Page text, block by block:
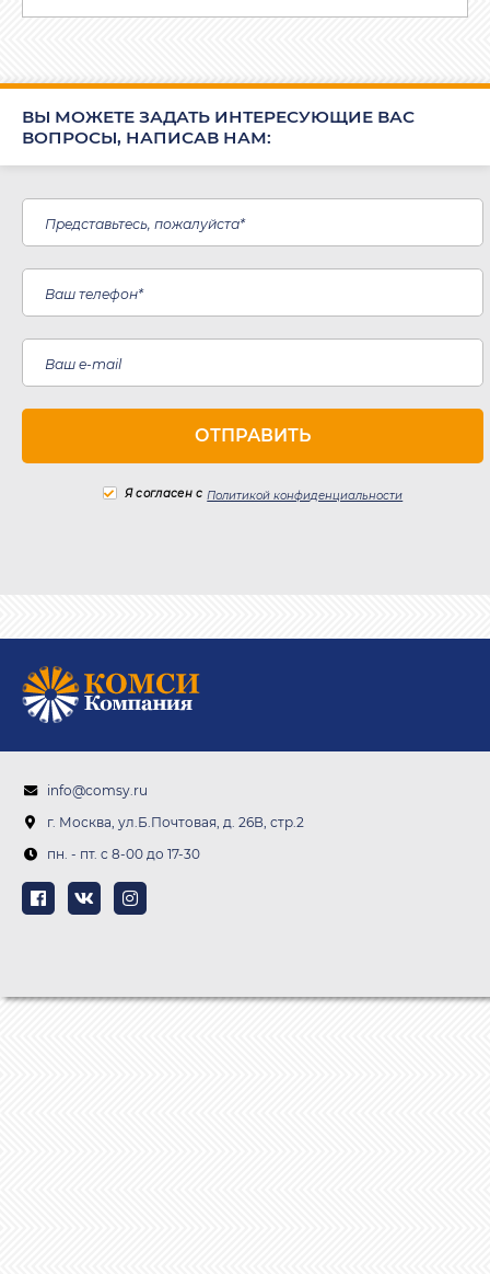
ВЫ МОЖЕТЕ ЗАДАТЬ ИНТЕРЕСУЮЩИЕ ВАС
ВОПРОСЫ, НАПИСАВ НАМ:
Я согласен с Политикой конфиденциальности
info@comsy.ru
г. Москва, ул.Б.Почтовая, д. 26В, стр.2
пн. - пт. c 8-00 до 17-30